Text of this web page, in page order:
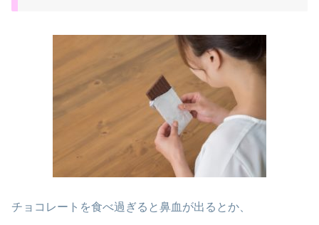
チョコレートを食べ過ぎると鼻血が出るとか、